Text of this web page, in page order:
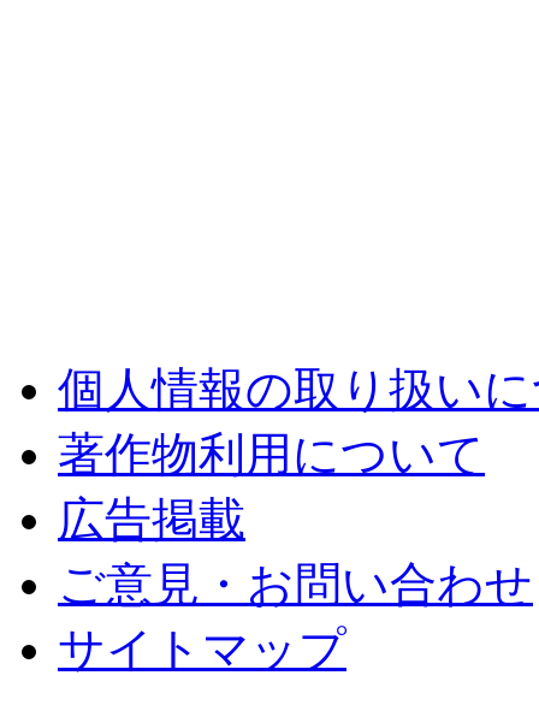
個人情報の取り扱い
著作物利用について
広告掲載
ご意見・お問い合わせ
サイトマップ